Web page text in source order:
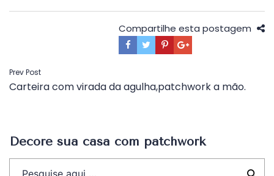
Compartilhe esta postagem
Navegação
de
Prev Post
Carteira com virada da agulha,patchwork a mão.
Decore sua casa com patchwork